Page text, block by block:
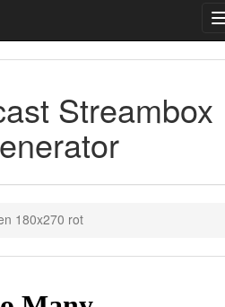
Streambox
180x270 rot